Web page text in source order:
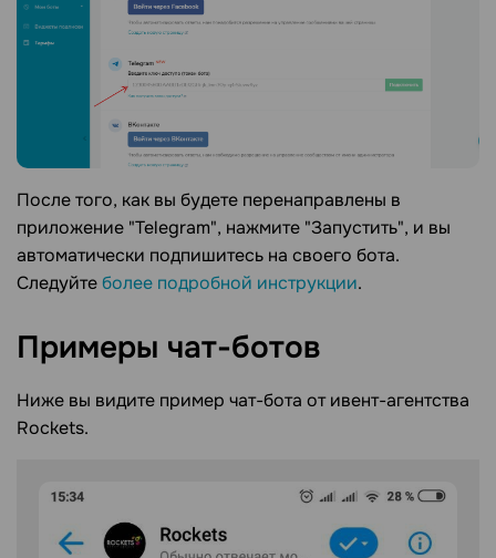
После того, как вы будете перенаправлены в
приложение "Telegram", нажмите "Запустить", и вы
автоматически подпишитесь на своего бота.
Следуйтеболее подробной инструкции.
Примеры чат-ботов
Ниже вы видите пример чат-бота от ивент-агентства
Rockets.